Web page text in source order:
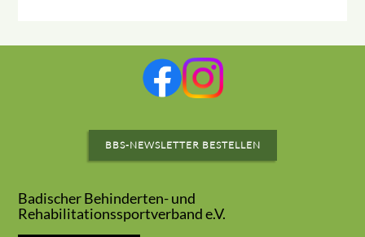
BBS-NEWSLETTER BESTELLEN
Badischer Behinderten- und
Rehabilitationssportverband e.V.